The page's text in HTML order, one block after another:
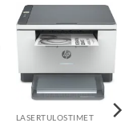
LASERTULOSTIMET